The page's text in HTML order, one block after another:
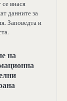
внася
данните за
Заповедта и
на